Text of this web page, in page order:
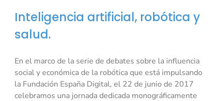
Inteligencia artificial, robótica y
salud.
En el marco de la serie de debates sobre la influencia
social y económica de la robótica que está impulsando
la Fundación España Digital, el 22 de junio de 2017
celebramos una jornada dedicada monográficamente